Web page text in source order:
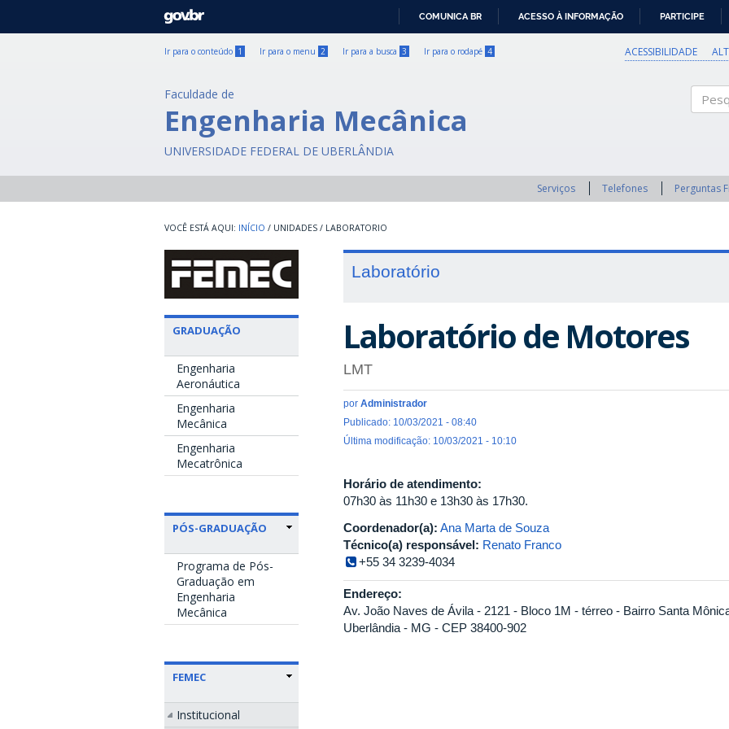
GOVBR
COMUNICA BR ACESSO À INFORMAÇÃO PARTICIPE
Ir para o conteúdo 1 Ir para o menu 2 Ir para a busca 3 Ir para o rodapé 4 ACESSIBILIDADE
Faculdade de
Engenharia Mecânica
UNIVERSIDADE FEDERAL DE UBERLÂNDIA
Serviços Telefones Perguntas
INÍCIO / UNIDADES / LABORATORIO
GRADUAÇÃO
Engenharia
Aeronáutica
Engenharia
Mecânica
Engenharia
Mecatrônica
PÓS-GRADUAÇÃO
Programa de Pós-
Graduação em
Engenharia
Mecânica
FEMEC
Institucional
Laboratório
Laboratório de Motores
LMT
por Administrador
Publicado: 10/03/2021 - 08:40
Última modificação: 10/03/2021 - 10:10
Horário de atendimento:
07h30 às 11h30 e 13h30 às 17h30.
Coordenador(a): Ana Marta de Souza
Técnico(a) responsável: Renato Franco
+55 34 3239-4034
Endereço:
Av. João Naves de Ávila - 2121 - Bloco 1M - térreo - Bairro Santa
Uberlândia - MG - CEP 38400-902